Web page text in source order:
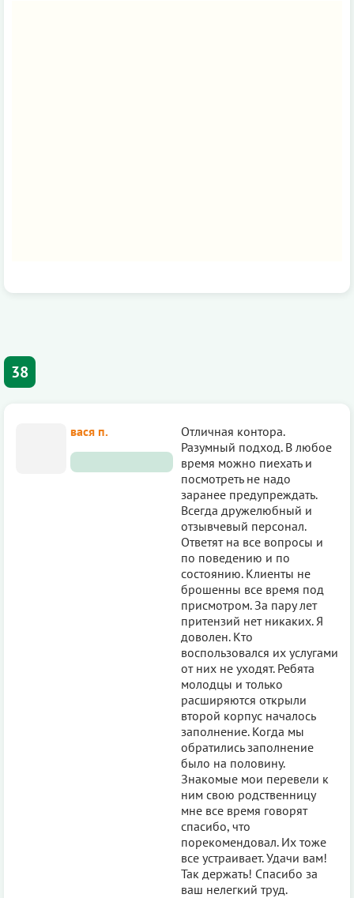
38
вася п.
Отличная контора.
Разумный подход. В любое
время можно пиехать и
посмотреть не надо
заранее предупреждать.
Всегда дружелюбный и
отзывчевый персонал.
Ответят на все вопросы и
по поведению и по
состоянию. Клиенты не
брошенны все время под
присмотром. За пару лет
притензий нет никаких. Я
доволен. Кто
воспользовался их услугами
от них не уходят. Ребята
молодцы и только
расширяются открыли
второй корпус началось
заполнение. Когда мы
обратились заполнение
было на половину.
Знакомые мои перевели к
ним свою родственницу
мне все время говорят
спасибо, что
порекомендовал. Их тоже
все устраивает. Удачи вам!
Так держать! Спасибо за
ваш нелегкий труд.